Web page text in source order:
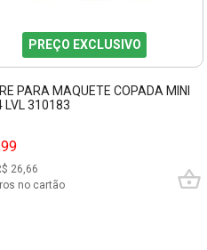
PREÇO EXCLUSIVO
PARA MAQUETE COPADA MINI
LVL 310183
26,66
no cartão